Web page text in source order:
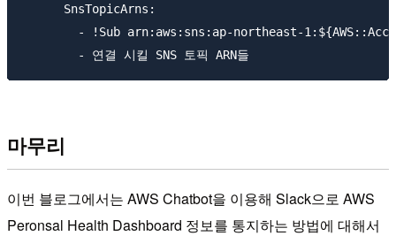
      SnsTopicArns:
- !Sub arn:aws:sns:ap-northeast-
마무리
이번 블로그에서는 AWS Chatbot을 이용해 Slack으로 AWS
Peronsal Health Dashboard 정보를 통지하는 방법에 대해서